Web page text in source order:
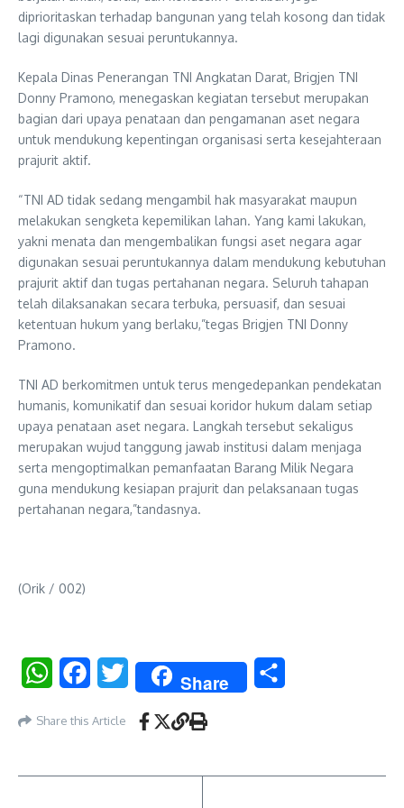
diprioritaskan terhadap bangunan yang telah kosong dan tidak
lagi digunakan sesuai peruntukannya.
Kepala Dinas Penerangan TNI Angkatan Darat, Brigjen TNI
Donny Pramono, menegaskan kegiatan tersebut merupakan
bagian dari upaya penataan dan pengamanan aset negara
untuk mendukung kepentingan organisasi serta kesejahteraan
prajurit aktif.
“TNI AD tidak sedang mengambil hak masyarakat maupun
melakukan sengketa kepemilikan lahan. Yang kami lakukan,
yakni menata dan mengembalikan fungsi aset negara agar
digunakan sesuai peruntukannya dalam mendukung kebutuhan
prajurit aktif dan tugas pertahanan negara. Seluruh tahapan
telah dilaksanakan secara terbuka, persuasif, dan sesuai
ketentuan hukum yang berlaku,”tegas Brigjen TNI Donny
Pramono.
TNI AD berkomitmen untuk terus mengedepankan pendekatan
humanis, komunikatif dan sesuai koridor hukum dalam setiap
upaya penataan aset negara. Langkah tersebut sekaligus
merupakan wujud tanggung jawab institusi dalam menjaga
serta mengoptimalkan pemanfaatan Barang Milik Negara
guna mendukung kesiapan prajurit dan pelaksanaan tugas
pertahanan negara,”tandasnya.
(Orik / 002)
WhatsAppFacebookTwitter Share
Share this Article